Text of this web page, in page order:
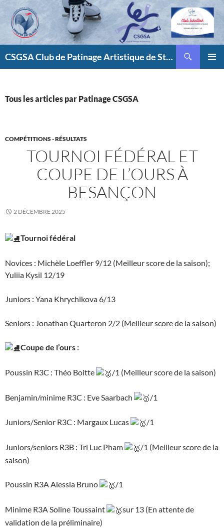
contenu
CSGSA Club de Patinage Artistique de Strasbourg
Tous les articles par Patinage CSGSA
COMPÉTITIONS - RÉSULTATS
TOURNOI FÉDÉRAL ET
COUPE DE L’OURS À
BESANÇON
2 DÉCEMBRE 2025
Tournoi fédéral
Novices : Michèle Loeffler 9/12 (Meilleur score de la saison);
Yuliia Kysil 12/19
Juniors : Yana Khrychikova 6/13
Seniors : Jonathan Quarteron 2/2 (Meilleur score de la saison)
Coupe de l’ours :
Poussin R3C : Théo Boitte /1 (Meilleur score de la saison)
Benjamin/minime R3C : Eve Saarbach /1
Juniors/Senior R3C : Margaux Lucas /1
Juniors/seniors R3B : Tri Luc Pham
/1 (Meilleur score de la
saison)
Poussin R3A Alessia Bruno /1
Minime R3A Soline Toussaint
sur 13 (En attente de
validation de la préliminaire)